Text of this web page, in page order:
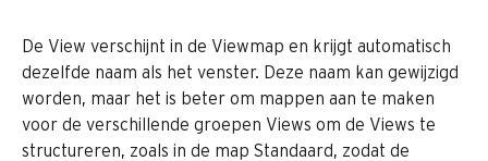
De View verschijnt in de Viewmap en krijgt automatisch
dezelfde naam als het venster. Deze naam kan gewijzigd
worden, maar het is beter om mappen aan te maken
voor de verschillende groepen Views om de Views te
structureren, zoals in de map Standaard, zodat de